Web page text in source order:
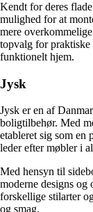
Kendt for deres
mulighed for at
mere
topvalg for praktiske
funktionelt hjem.
Jysk
Jysk er en af
boligtilbehør. Med
etableret sig som en
leder efter møbler i
Med hensyn til
moderne designs og
forskellige stilarter
og smag.